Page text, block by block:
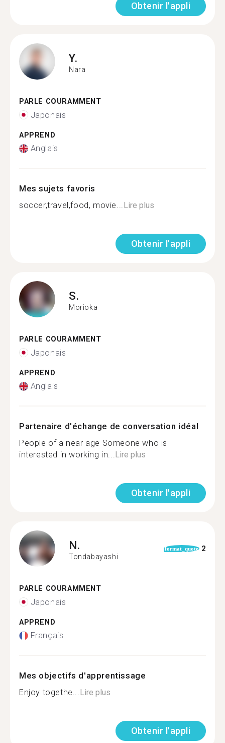
Obtenir l'appli
Y.
Nara
PARLE COURAMMENT
Japonais
APPREND
Anglais
Mes sujets favoris
soccer,travel,food, movie...Lire plus
Obtenir l'appli
S.
Morioka
PARLE COURAMMENT
Japonais
APPREND
Anglais
Partenaire d'échange de conversation idéal
People of a near age Someone who is
interested in working in...Lire plus
Obtenir l'appli
N.
Tondabayashi
format_quote 2
PARLE COURAMMENT
Japonais
APPREND
Français
Mes objectifs d'apprentissage
Enjoy togethe...Lire plus
Obtenir l'appli